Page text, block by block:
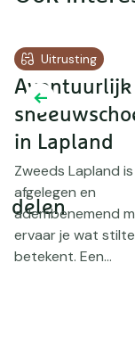
Uitrusting
Avontuurlijk
in Lapland
Zweeds Lapland
afgelegen en
adembenemend
ervaar je wat
betekent. Een...